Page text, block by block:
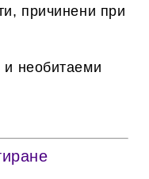
причинени при
необитаеми